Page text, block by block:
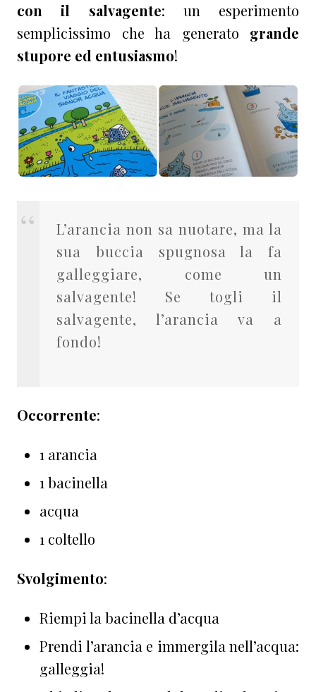
con il salvagente: un esperimento
semplicissimo che ha generato grande
stupore ed entusiasmo!
L’arancia non sa nuotare, ma la
sua buccia spugnosa la fa
galleggiare, come un
salvagente! Se togli il
salvagente, l’arancia va a
fondo!
Occorrente:
1 arancia
1 bacinella
acqua
1 coltello
Svolgimento:
Riempi la bacinella d’acqua
Prendi l’arancia e immergila nell’acqua:
galleggia!